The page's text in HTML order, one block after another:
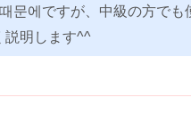
문에ですが、中級の方でも
説明します^^